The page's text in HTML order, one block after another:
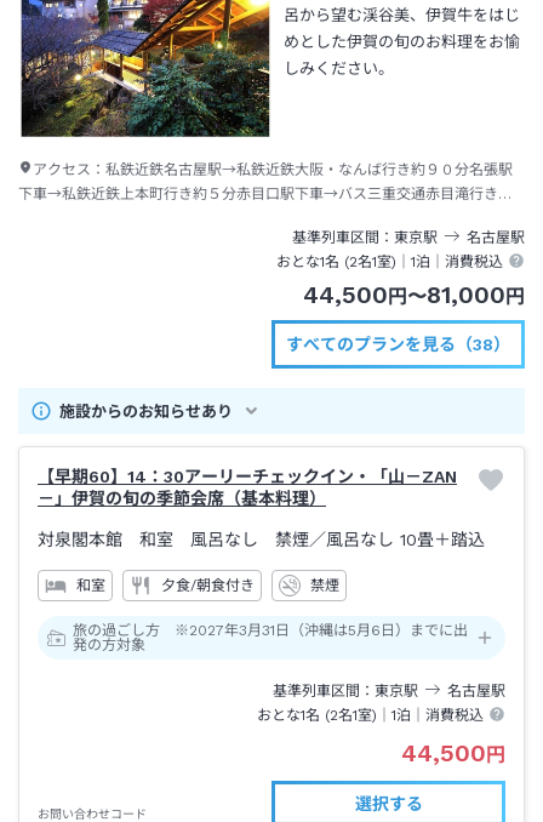
呂から望む渓谷美、伊賀牛をはじ
めとした伊賀の旬のお料理をお愉
しみください。
アクセス： 私鉄近鉄名古屋駅→私鉄近鉄大阪・なんば行き約９０分名張駅
下車→私鉄近鉄上本町行き約５分赤目口駅下車→バス三重交通赤目滝行き約
基準列車区間
東京駅 名古屋駅
おとな1名 (2名1室)｜1泊 ｜消費税込
44,500 円 〜81,000 円
すべてのプランを見る（38）
施設からのお知らせあり
【早期60】14：30アーリーチェックイン・「山－ZAN
－」伊賀の旬の季節会席（基本料理）
対泉閣本館 和室 風呂なし 禁煙／風呂なし 10畳＋踏込
和室 夕食/朝食付き 禁煙
旅の過ごし方 ※2027年3月31日（沖縄は5月6日）までに出
発の方対象
基準列車区間 東京駅 名古屋駅
おとな1名 (2名1室)｜1泊 ｜消費税込
44,500 円
お問い合わせコード
選択する